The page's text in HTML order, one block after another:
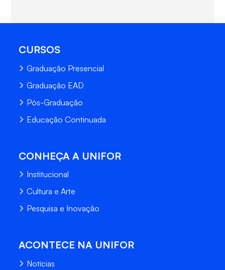
CURSOS
Graduação Presencial
Graduação EAD
Pós-Graduação
Educação Continuada
CONHEÇA A UNIFOR
Institucional
Cultura e Arte
Pesquisa e Inovação
ACONTECE NA UNIFOR
Notícias